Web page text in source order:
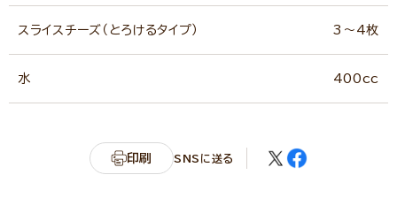
スライスチーズ（とろけるタイプ） 3～4枚
水 400cc
印刷 SNSに送る